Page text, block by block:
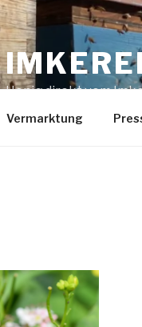
Honig direkt vom
Vermarktung